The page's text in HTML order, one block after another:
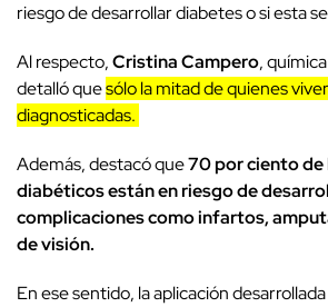
riesgo de desarrollar diabetes o si esta
Al respecto,Cristina Campero,
detalló quesólo la mitad de quienes
diagnosticadas.
Además, destacó que70 por ciento de
diabéticos están en riesgo de
complicaciones como infartos,
de visión.
En ese sentido, la aplicación